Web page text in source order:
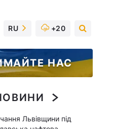
RU +20
НАС
Львівщини під